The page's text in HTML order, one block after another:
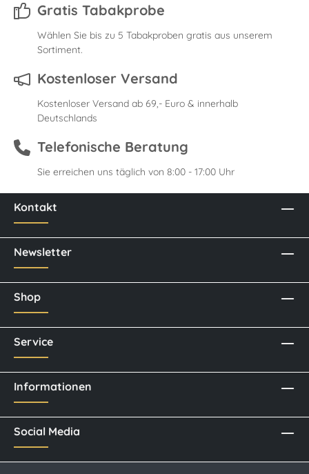
Gratis Tabakprobe
Wählen Sie bis zu 5 Tabakproben gratis aus unserem
Sortiment.
Kostenloser Versand
Kostenloser Versand ab 69,- Euro & innerhalb
Deutschlands
Telefonische Beratung
Sie erreichen uns täglich von 8:00 - 17:00 Uhr
Kontakt
Newsletter
Social Media
Shop
Service
Informationen